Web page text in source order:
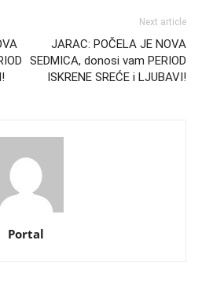
Next article
JARAC: POČELA JE NOVA
SEDMICA, donosi vam PERIOD
ISKRENE SREĆE i LJUBAVI!
Portal